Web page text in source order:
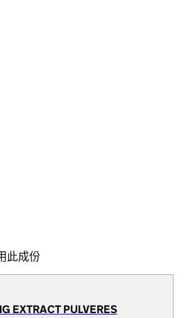
此成份
EXTRACT PULVERES